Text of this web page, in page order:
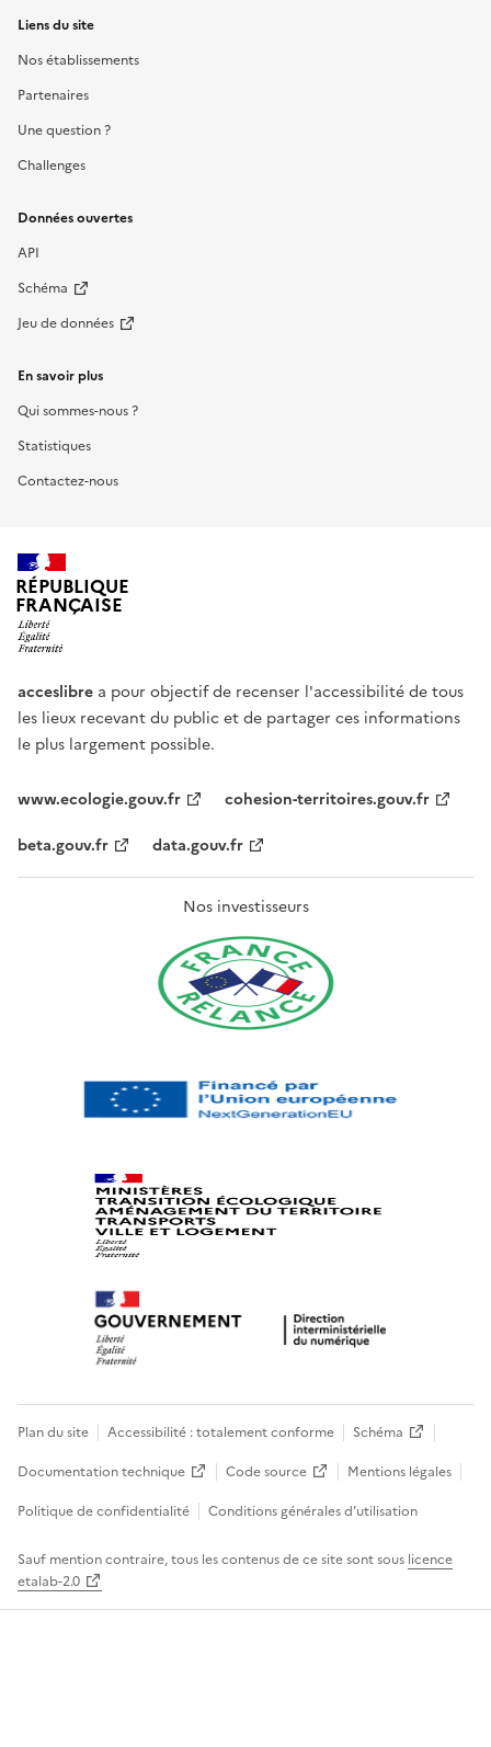
Liens du site
Nos établissements
Partenaires
Une question ?
Challenges
Données ouvertes
API
Schéma
Jeu de données
En savoir plus
Qui sommes-nous ?
Statistiques
Contactez-nous
RÉPUBLIQUE
FRANÇAISE
acceslibre a pour objectif de recenser l'accessibilité de tous
les lieux recevant du public et de partager ces informations
le plus largement possible.
www.ecologie.gouv.fr
cohesion-territoires.gouv.fr
beta.gouv.fr
data.gouv.fr
Nos investisseurs
Plan du site Accessibilité : totalement conforme
Schéma
Documentation technique
Code source
Mentions légales
Politique de confidentialité
Conditions générales d’utilisation
Sauf mention contraire, tous les contenus de ce site sont sous licence
etalab-2.0